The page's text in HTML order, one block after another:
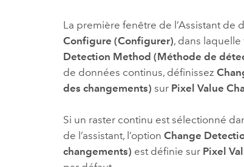
La première fenêtre de l’Assistant
Configure (Configurer), dans
Detection Method (Méthode de
de données continus, définissez
des changements) sur Pixel Value
Si un raster continu est sélectionné
de l’assistant, l’optionChange
changements) est définie sur Pixel